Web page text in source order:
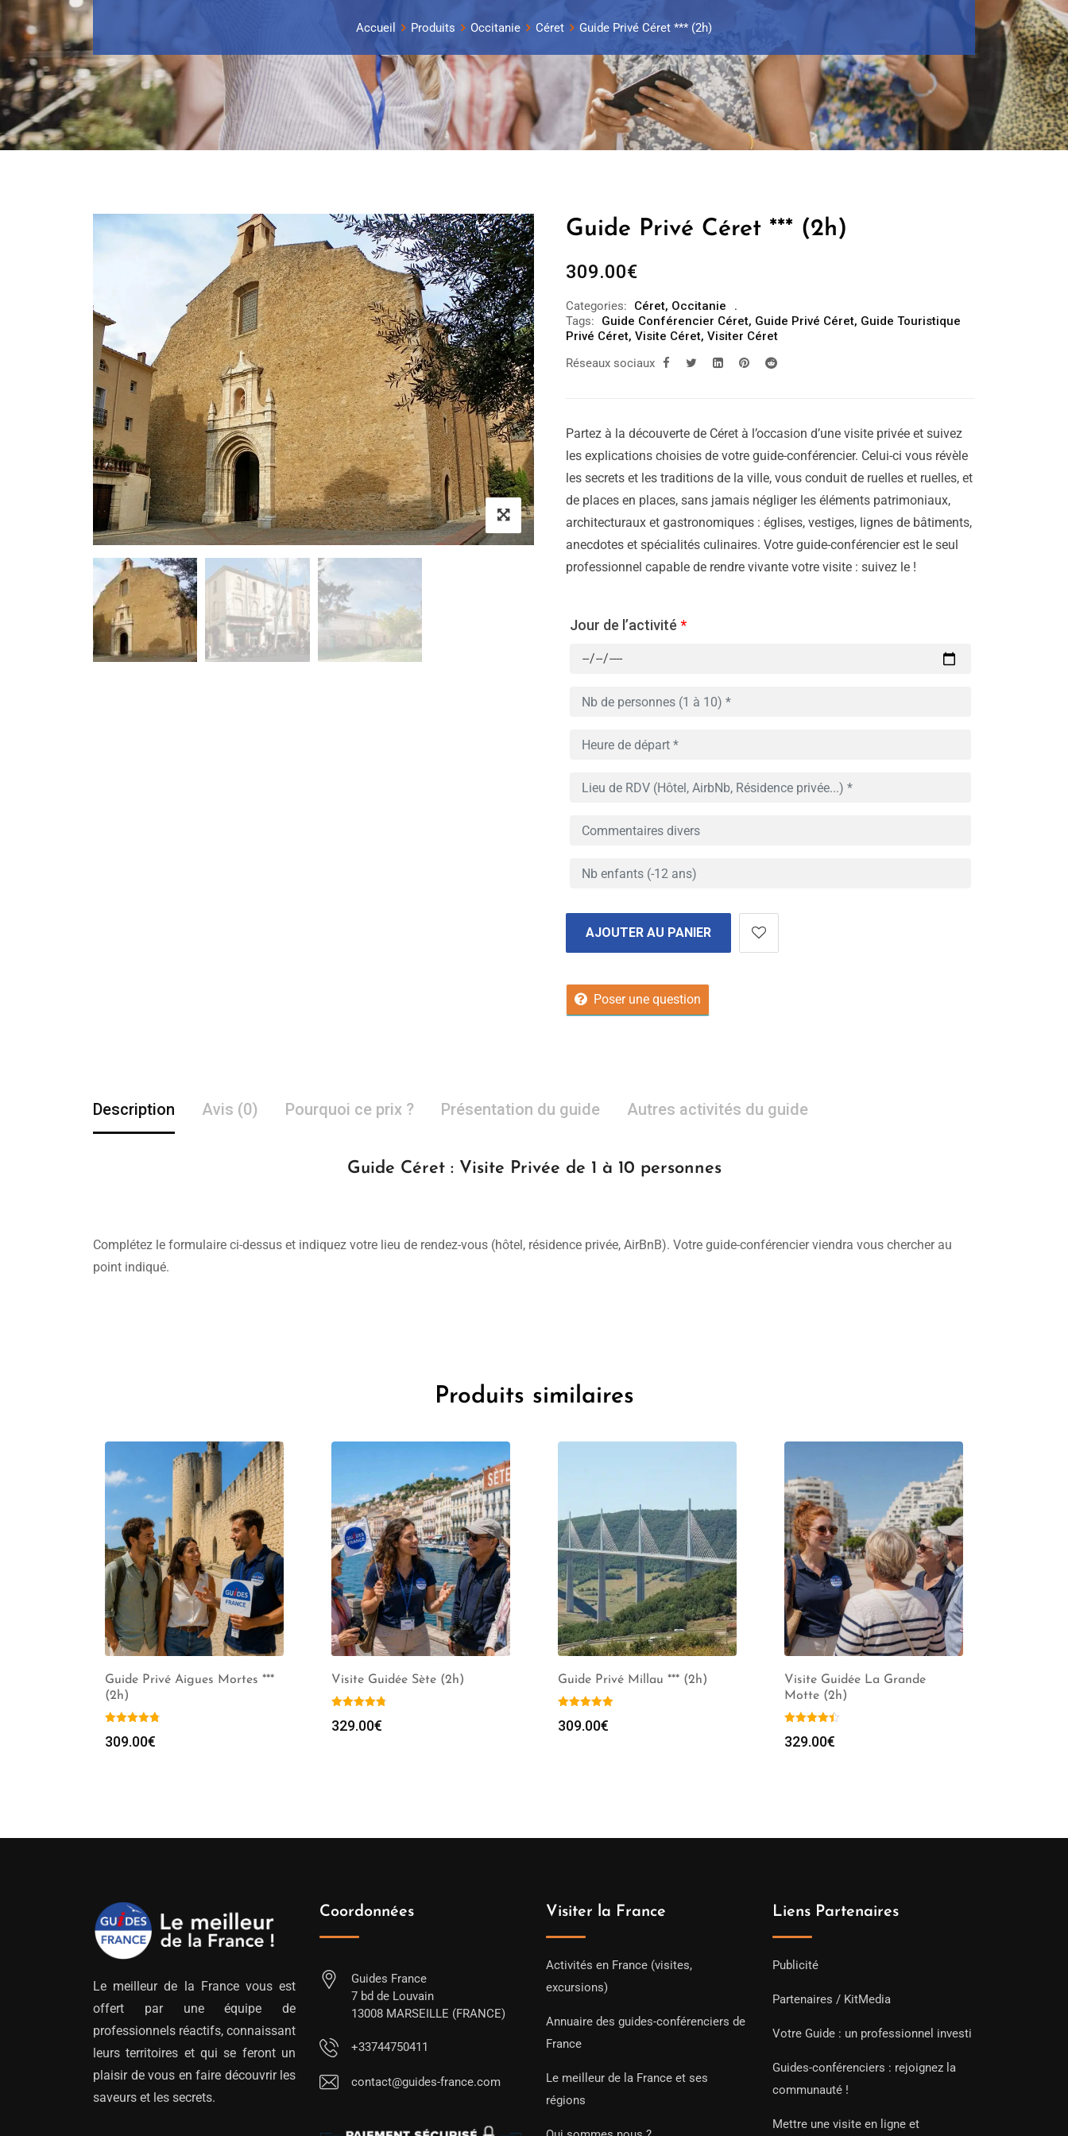
Accueil Produits Occitanie Céret Guide Privé Céret *** (2h)
Guide Privé Céret *** (2h)
309.00€
Categories: Céret, Occitanie
Tags:
Guide Conférencier Céret, Guide Privé Céret, Guide Touristique
Privé Céret, Visite Céret, Visiter Céret
Réseaux sociaux
Partez à la découverte de Céret à l’occasion d’une visite privée et suivez
les explications choisies de votre guide-conférencier. Celui-ci vous révèle
les secrets et les traditions de la ville, vous conduit de ruelles et ruelles, et
de places en places, sans jamais négliger les éléments patrimoniaux,
architecturaux et gastronomiques : églises, vestiges, lignes de bâtiments,
anecdotes et spécialités culinaires. Votre guide-conférencier est le seul
professionnel capable de rendre vivante votre visite : suivez le !
Jour de l’activité *
AJOUTER AU PANIER
Poser une question
Description Avis (0) Pourquoi ce prix ? Présentation du guide Autres activités du guide
Guide Céret : Visite Privée de 1 à 10 personnes
Complétez le formulaire ci-dessus et indiquez votre lieu de rendez-vous (hôtel, résidence privée, AirBnB). Votre guide-conférencier viendra vous chercher au
point indiqué.
Produits similaires
Guide Privé Aigues Mortes ***
(2h)
309.00€
Visite Guidée Sète (2h)
329.00€
Guide Privé Millau *** (2h)
309.00€
Visite Guidée La Grande
Motte (2h)
329.00€
Le meilleur de la France vous est
offert par une équipe de
professionnels réactifs, connaissant
leurs territoires et qui se feront un
plaisir de vous en faire découvrir les
saveurs et les secrets.
Coordonnées
Guides France
7 bd de Louvain
13008 MARSEILLE (FRANCE)
+33744750411
contact@guides-france.com
Visiter la France
Activités en France (visites,
excursions)
Annuaire des guides-conférenciers de
France
Le meilleur de la France et ses
régions
Liens Partenaires
Publicité
Partenaires / KitMedia
Votre Guide : un professionnel investi
Guides-conférenciers : rejoignez la
communauté !
Mettre une visite en ligne et